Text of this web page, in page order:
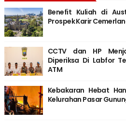
Benefit Kuliah di
Prospek Karir
CCTV dan HP
Diperiksa Di Labfor
ATM
Kebakaran Hebat
Kelurahan Pasar